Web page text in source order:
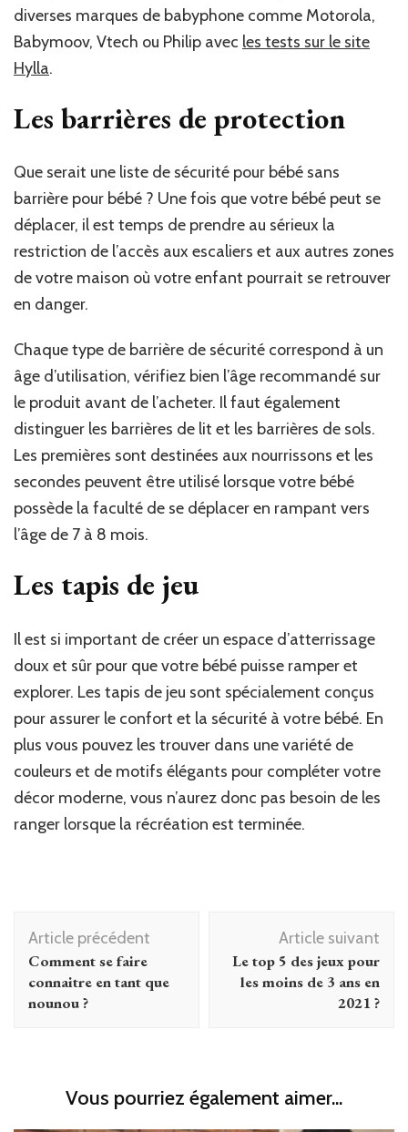
diverses marques de babyphone comme Motorola,
Babymoov, Vtech ou Philip avec les tests sur le site
Hylla.
Les barrières de protection
Que serait une liste de sécurité pour bébé sans
barrière pour bébé ? Une fois que votre bébé peut se
déplacer, il est temps de prendre au sérieux la
restriction de l’accès aux escaliers et aux autres zones
de votre maison où votre enfant pourrait se retrouver
en danger.
Chaque type de barrière de sécurité correspond à un
âge d’utilisation, vérifiez bien l’âge recommandé sur
le produit avant de l’acheter. Il faut également
distinguer les barrières de lit et les barrières de sols.
Les premières sont destinées aux nourrissons et les
secondes peuvent être utilisé lorsque votre bébé
possède la faculté de se déplacer en rampant vers
l’âge de 7 à 8 mois.
Les tapis de jeu
Il est si important de créer un espace d’atterrissage
doux et sûr pour que votre bébé puisse ramper et
explorer. Les tapis de jeu sont spécialement conçus
pour assurer le confort et la sécurité à votre bébé. En
plus vous pouvez les trouver dans une variété de
couleurs et de motifs élégants pour compléter votre
décor moderne, vous n’aurez donc pas besoin de les
ranger lorsque la récréation est terminée.
Navigation
d'article
Article précédent
Comment se faire
connaitre en tant que
nounou ?
Article suivant
Le top 5 des jeux pour
les moins de 3 ans en
2021 ?
Vous pourriez également aimer...